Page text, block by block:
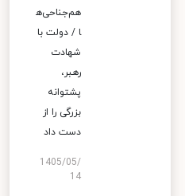
هم‌جناحی‌ه
ا / دولت با
شهادت
رهبر،
پشتوانه
بزرگی را از
دست داد
1405/05/
14